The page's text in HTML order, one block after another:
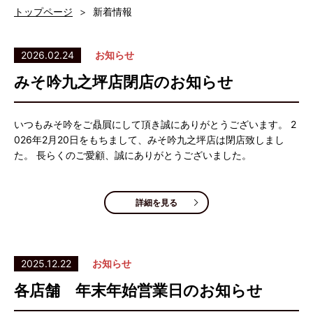
トップページ 新着情報
2026.02.24 お知らせ
みそ吟九之坪店閉店のお知らせ
いつもみそ吟をご贔屓にして頂き誠にありがとうございます。 2
026年2月20日をもちまして、みそ吟九之坪店は閉店致しまし
た。 長らくのご愛顧、誠にありがとうございました。
詳細を見る
2025.12.22 お知らせ
各店舗 年末年始営業日のお知らせ